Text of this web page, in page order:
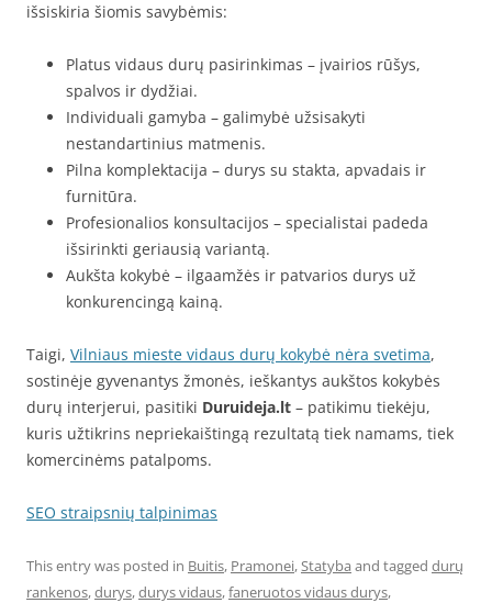
išsiskiria šiomis savybėmis:
Platus vidaus durų pasirinkimas – įvairios rūšys,
spalvos ir dydžiai.
Individuali gamyba – galimybė užsisakyti
nestandartinius matmenis.
Pilna komplektacija – durys su stakta, apvadais ir
furnitūra.
Profesionalios konsultacijos – specialistai padeda
išsirinkti geriausią variantą.
Aukšta kokybė – ilgaamžės ir patvarios durys už
konkurencingą kainą.
Taigi, Vilniaus mieste vidaus durų kokybė nėra svetima,
sostinėje gyvenantys žmonės, ieškantys aukštos kokybės
durų interjerui, pasitiki Duruideja.lt – patikimu tiekėju,
kuris užtikrins nepriekaištingą rezultatą tiek namams, tiek
komercinėms patalpoms.
SEO straipsnių talpinimas
This entry was posted in Buitis, Pramonei,Statyba and tagged durų
rankenos,durys,durys vidaus,faneruotos vidaus durys,